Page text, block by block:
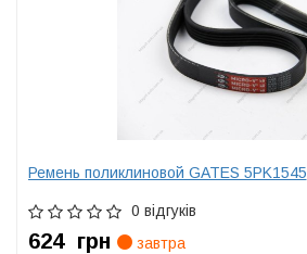
Ремень поликлиновой GATES 5PK1545
0 відгуків
624 грн
завтра